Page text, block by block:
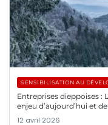
SENSIBILISATION AU
Entreprises dieppoises :
enjeu d’aujourd’hui et
12 avril 2026